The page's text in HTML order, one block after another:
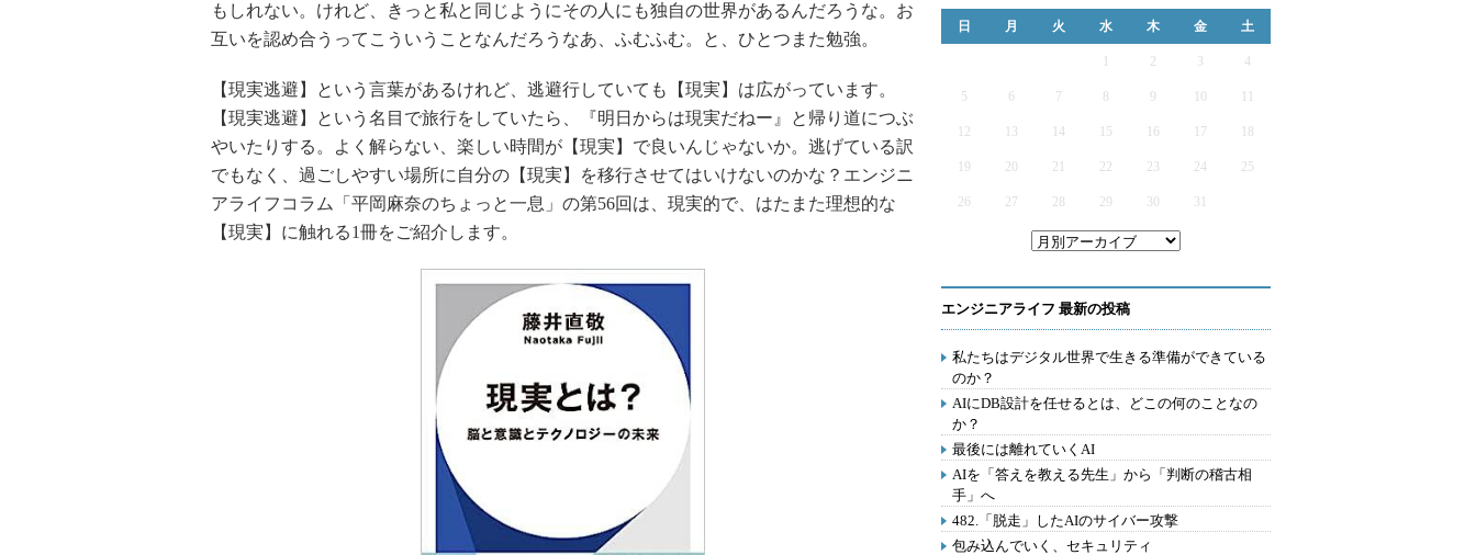
もしれない。けれど、きっと私と同じようにその人にも独自の世界があるんだろうな。お
互いを認め合うってこういうことなんだろうなあ、ふむふむ。と、ひとつまた勉強。
【現実逃避】という言葉があるけれど、逃避行していても【現実】は広がっています。
【現実逃避】という名目で旅行をしていたら、『明日からは現実だねー』と帰り道につぶ
やいたりする。よく解らない、楽しい時間が【現実】で良いんじゃないか。逃げている訳
でもなく、過ごしやすい場所に自分の【現実】を移行させてはいけないのかな？エンジニ
アライフコラム「平岡麻奈のちょっと一息」の第56回は、現実的で、はたまた理想的な
【現実】に触れる1冊をご紹介します。
日 月 火 水 木 金 土
2 3 4
5 6 7 9
12 13 14 15 16 17
19 20 21 22 23 24 25
26 27 28 29 30 31
エンジニアライフ 最新の投稿
私たちはデジタル世界で生きる準備ができている
のか？
AIにDB設計を任せるとは、どこの何のことなの
か？
最後には離れていくAI
AIを「答えを教える先生」から「判断の稽古相
手」へ
482.「脱走」したAIのサイバー攻撃
包み込んでいく、セキュリティ